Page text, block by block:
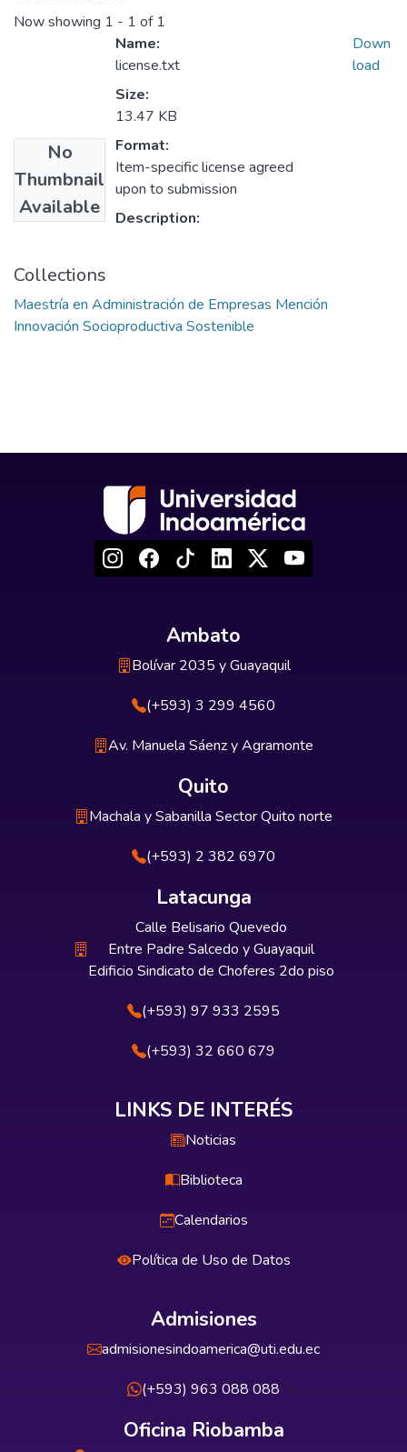
Now showing 1 - 1 of 1
No
Thumbnail
Available
Name:
license.txt
Size:
13.47 KB
Format:
Item-specific license agreed
upon to submission
Description:
Down
load
Collections
Maestría en Administración de Empresas Mención
Innovación Socioproductiva Sostenible
Ambato
Bolívar 2035 y Guayaquil
(+593) 3 299 4560
Av. Manuela Sáenz y Agramonte
Quito
Machala y Sabanilla Sector Quito norte
(+593) 2 382 6970
Latacunga
Calle Belisario Quevedo
Entre Padre Salcedo y Guayaquil
Edificio Sindicato de Choferes 2do piso
(+593) 97 933 2595
(+593) 32 660 679
LINKS DE INTERÉS
Noticias
Biblioteca
Calendarios
Política de Uso de Datos
Admisiones
admisionesindoamerica@uti.edu.ec
(+593) 963 088 088
Oficina Riobamba